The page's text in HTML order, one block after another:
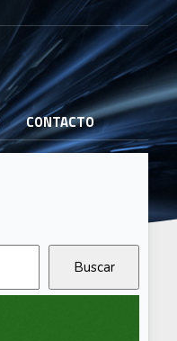
CONTACTO